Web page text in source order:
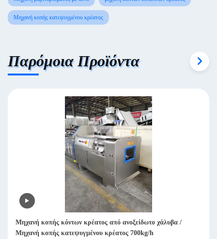
Μηχανή κοπής κατεψυγμένου κρέατος
Παρόμοια Προϊόντα
από ανοξείδωτο χάλυβα /
700kg/h
Εμπορική μηχανή διακόσμησης
διακόσμησης κρέατος σε κύβους